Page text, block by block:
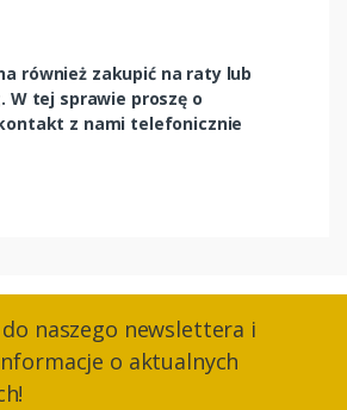
również zakupić na raty lub
W tej sprawie proszę o
z nami telefonicznie
naszego newslettera i
o aktualnych